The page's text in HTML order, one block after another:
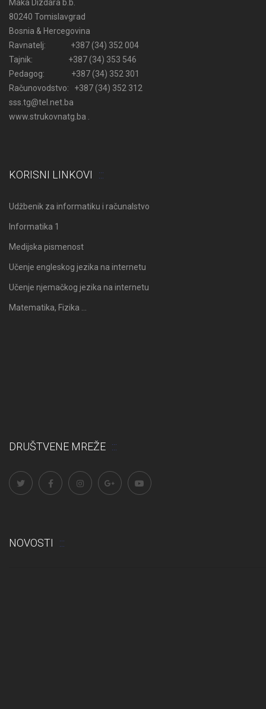
Maka Dizdara b.b.
80240 Tomislavgrad
Bosnia & Hercegovina
Ravnatelj: +387 (34) 352 004
Tajnik: +387 (34) 353 546
Pedagog: +387 (34) 352 301
Računovodstvo: +387 (34) 352 312
sss.tg@tel.net.ba
www.strukovnatg.ba .
KORISNI LINKOVI
Udžbenik za informatiku i računalstvo
Informatika 1
Medijska pismenost
Učenje engleskog jezika na internetu
Učenje njemačkog jezika na internetu
Matematika, Fizika …
DRUŠTVENE MREŽE
NOVOSTI